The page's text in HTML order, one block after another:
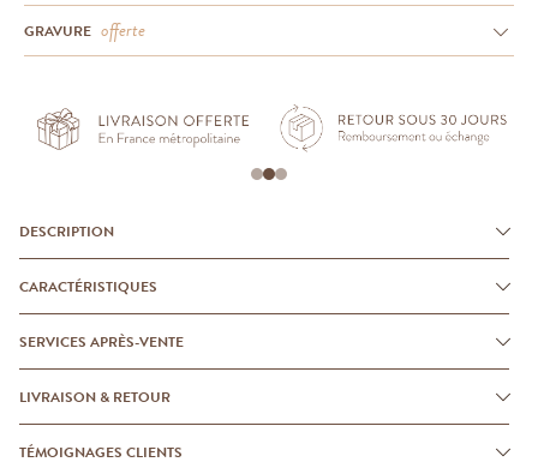
GRAVURE offerte
DESCRIPTION
CARACTÉRISTIQUES
SERVICES APRÈS-VENTE
LIVRAISON & RETOUR
TÉMOIGNAGES CLIENTS